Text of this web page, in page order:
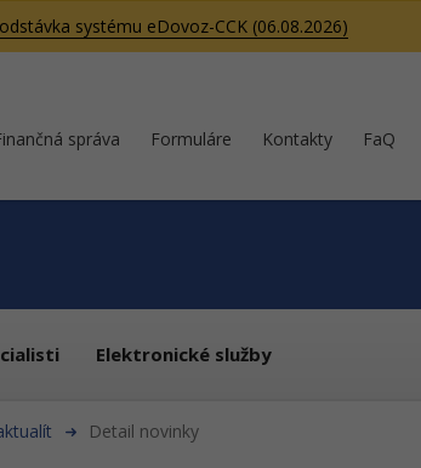
systému eDovoz-CCK (06.08.2026)
správa Formuláre Kontakty FaQ
Elektronické služby
Detail novinky